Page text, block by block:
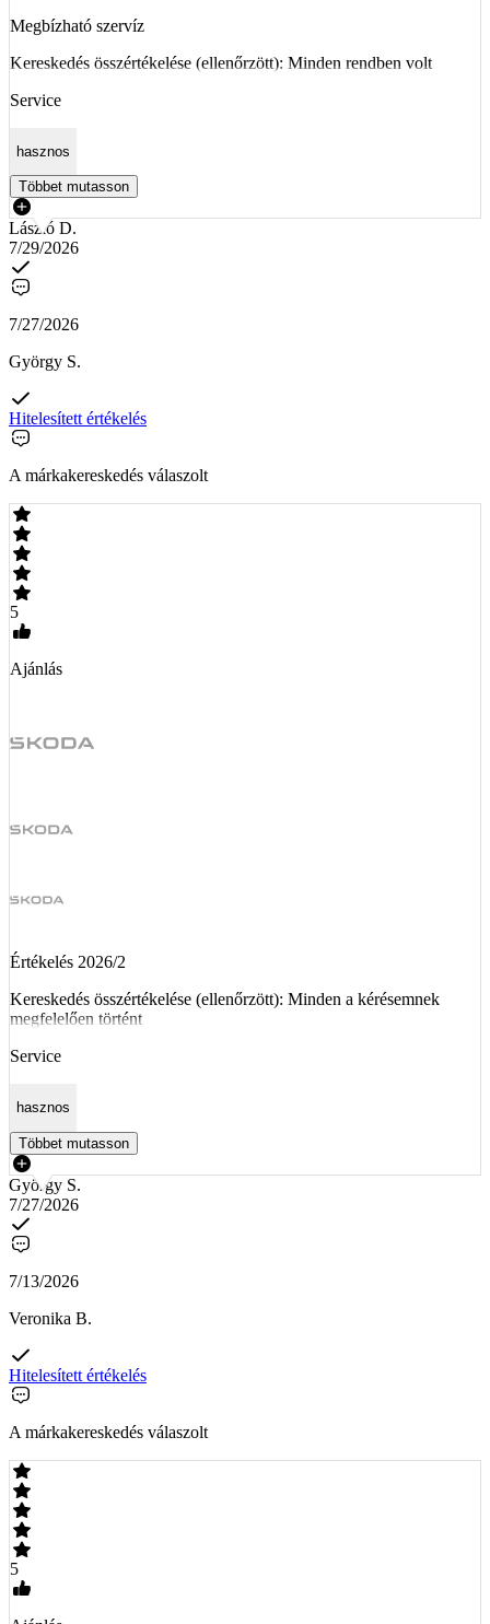
Megbízható szervíz
Kereskedés összértékelése (ellenőrzött): Minden rendben volt
Service
hasznos
Többet mutasson
László D.
7/29/2026
7/27/2026
György S.
Hitelesített értékelés
A márkakereskedés válaszolt
5
Ajánlás
Értékelés 2026/2
Kereskedés összértékelése (ellenőrzött): Minden a kérésemnek
megfelelően történt
Service
hasznos
Többet mutasson
György S.
7/27/2026
7/13/2026
Veronika B.
Hitelesített értékelés
A márkakereskedés válaszolt
5